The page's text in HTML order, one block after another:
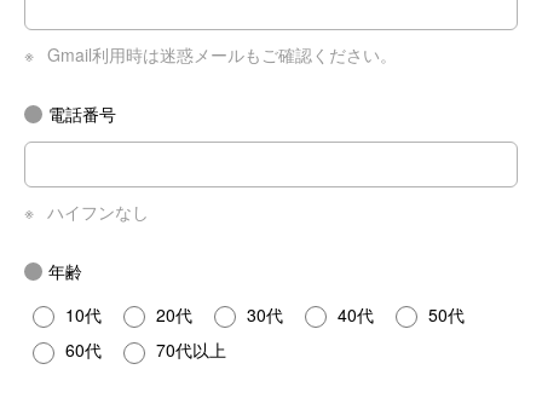
※ Gmail利用時は迷惑メールもご確認ください。
電話番号
※ ハイフンなし
年齢
10代
20代 30代 40代
50代
60代
70代以上